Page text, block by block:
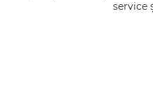
service